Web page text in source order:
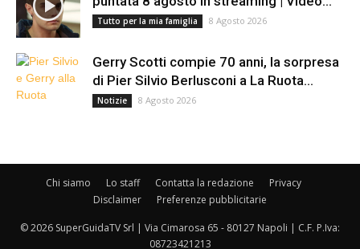
Tutto per la mia famiglia 8 Agosto 2026
Gerry Scotti compie 70 anni, la sorpresa
di Pier Silvio Berlusconi a La Ruota...
Notizie 8 Agosto 2026
Chi siamo Lo staff Contatta la redazione
Privacy
Disclaimer
Preferenze pubblicitarie
© 2026 SuperGuidaTV Srl | Via Cimarosa 65 - 80127 Napoli | C.F. P.Iva:
08723421213